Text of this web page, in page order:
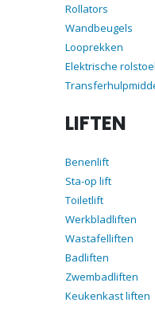
Rollators
Wandbeugels
Looprekken
Elektrische
LIFTEN
Benenlift
Sta-op lift
Toiletlift
Werkbladliften
Wastafelliften
Badliften
Zwembadliften
Keukenkast liften